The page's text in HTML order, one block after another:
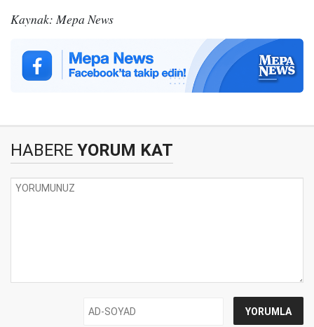
Kaynak: Mepa News
HABERE YORUM KAT